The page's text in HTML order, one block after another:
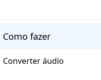
Como fazer
Converter áudio